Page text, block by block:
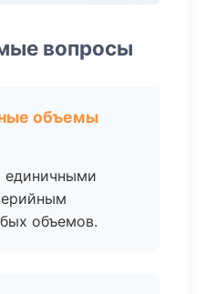
вопросы
объемы
единичными
объемов.